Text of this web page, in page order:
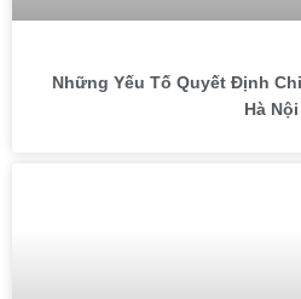
Những Yếu Tố Quyết Định
Hà Nội